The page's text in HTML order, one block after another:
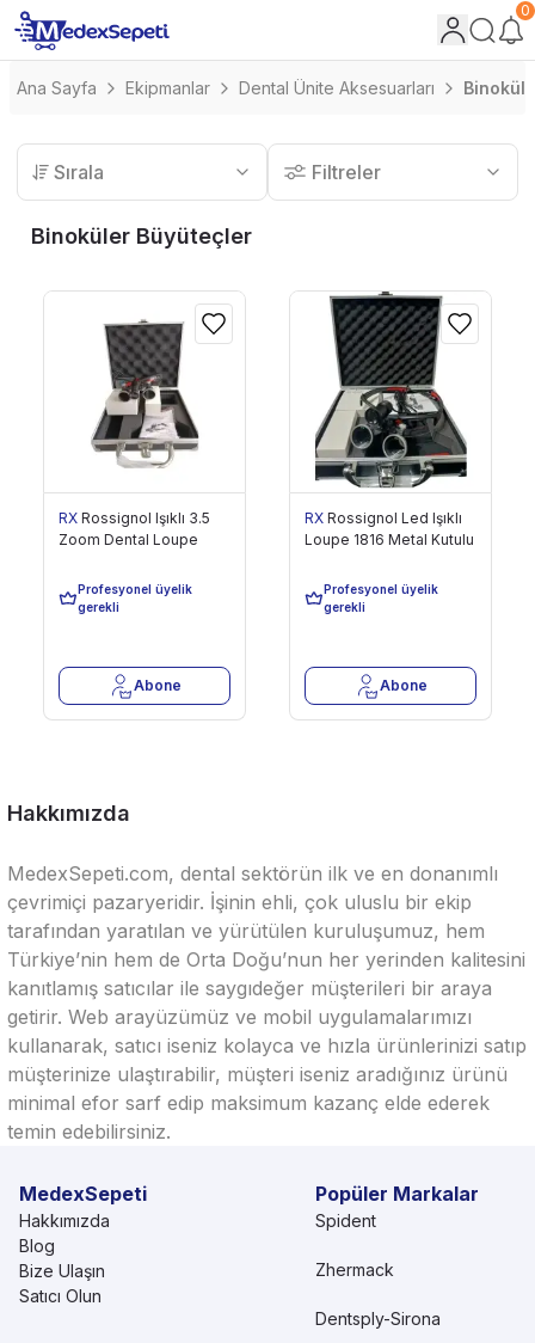
0
Ana Sayfa Ekipmanlar Dental Ünite Aksesuarları
Sırala Filtreler
Binoküler Büyüteçler
RX Rossignol Işıklı 3.5
Zoom Dental Loupe
Profesyonel üyelik
gerekli
Son 9 Adet
Abone
RX Rossignol Led Işıklı
Loupe 1816 Metal Kutulu
Profesyonel üyelik
gerekli
Son 9 Adet
Abone
Hakkımızda
MedexSepeti.com, dental sektörün ilk ve en donanımlı
çevrimiçi pazaryeridir. İşinin ehli, çok uluslu bir ekip
tarafından yaratılan ve yürütülen kuruluşumuz, hem
Türkiye’nin hem de Orta Doğu’nun her yerinden kalitesini
kanıtlamış satıcılar ile saygıdeğer müşterileri bir araya
getirir. Web arayüzümüz ve mobil uygulamalarımızı
kullanarak, satıcı iseniz kolayca ve hızla ürünlerinizi satıp
müşterinize ulaştırabilir, müşteri iseniz aradığınız ürünü
minimal efor sarf edip maksimum kazanç elde ederek
temin edebilirsiniz.
MedexSepeti
Hakkımızda
Blog
Bize Ulaşın
Satıcı Olun
Popüler Markalar
Spident
Zhermack
Dentsply-Sirona